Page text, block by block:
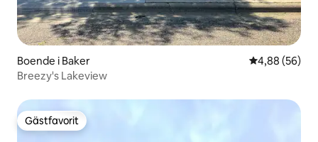
Boende i Baker 4,88 av 5 i
4,88 (56)
Breezy's Lakeview
Gästfavorit
Gästfavorit